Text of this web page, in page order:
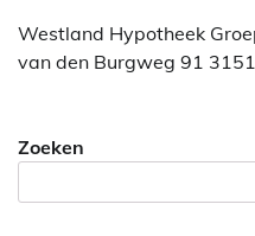
Westland Hypotheek
van den Burgweg 91
Zoeken